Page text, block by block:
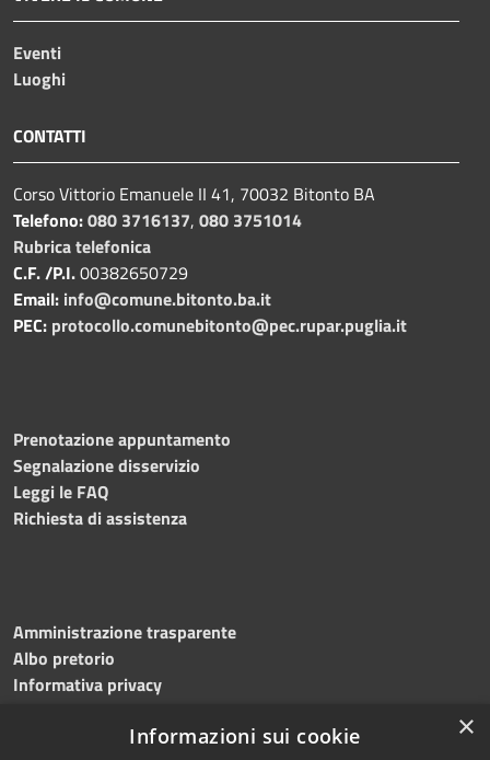
Eventi
Luoghi
CONTATTI
Corso Vittorio Emanuele II 41, 70032 Bitonto BA
Telefono:080 3716137, 080 3751014
Rubrica telefonica
C.F. /P.I.00382650729
Email: info@comune.bitonto.ba.it
PEC: protocollo.comunebitonto@pec.rupar.puglia.it
Prenotazione appuntamento
Segnalazione disservizio
Leggi le FAQ
Richiesta di assistenza
Amministrazione trasparente
Albo pretorio
Informativa privacy
Dichiarazione di accessibilità Meccanismo di feedback ×
Informazioni sui cookie